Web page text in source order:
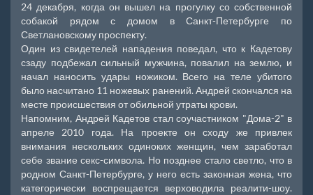
24 декабря, когда он вышел на прогулку со собственной
собакой рядом с домом в Санкт-Петербурге по
Светлановскому проспекту.
Один из свидетелей нападения поведал, что к Кадетову
сзаду подбежал сильный мужчина, повалил на землю, и
начал наносить удары ножиком. Всего на теле убитого
было насчитано 11 ножевых ранений. Андрей скончался на
месте происшествия от обильной утраты крови.
Напомним, Андрей Кадетов стал соучастником "Дома-2" в
апреле 2010 года. На проекте он сходу же привлек
внимания нескольких одиноких женщин, чем заработал
себе звание секс-символа. Но позднее стало светло, что в
родном Санкт-Петербурге, у него есть законная жена, что
категорически воспрещается верховодила реалити-шоу.